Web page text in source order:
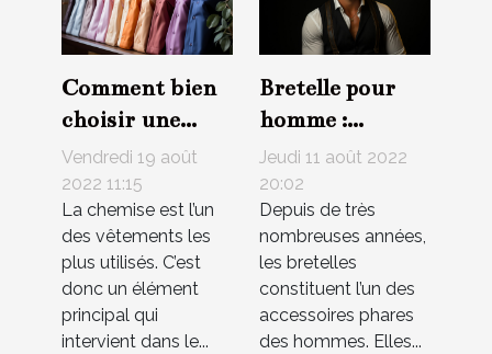
Comment bien
choisir une
chemise ?
Vendredi 19 août
2022 11:15
La chemise est l’un
des vêtements les
plus utilisés. C’est
donc un élément
principal qui
intervient dans le...
Bretelle pour
homme :
comment bien
choisir un
modèle
tendance ?
Jeudi 11 août 2022
20:02
Depuis de très
nombreuses années,
les bretelles
constituent l’un des
accessoires phares
des hommes. Elles...